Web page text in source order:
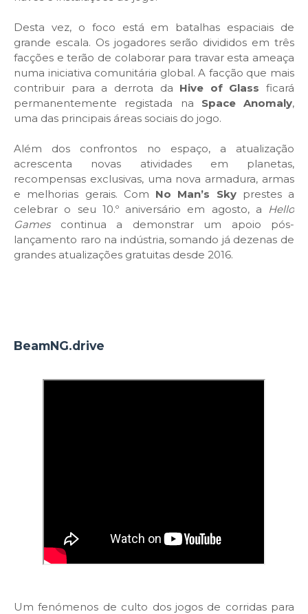
Desta vez, o foco está em batalhas espaciais de
grande escala. Os jogadores serão divididos em três
facções e terão de colaborar para travar esta ameaça
numa iniciativa comunitária global. A facção que mais
contribuir para a derrota da Hive of Glass ficará
permanentemente registada na Space Anomaly,
uma das principais áreas sociais do jogo.
Além dos confrontos no espaço, a atualização
acrescenta novas atividades em planetas,
recompensas exclusivas, uma nova armadura, armas
e melhorias gerais. Com No Man’s Skyprestes a
celebrar o seu 10.º aniversário em agosto, a Hello
Gamescontinua a demonstrar um apoio pós-
lançamento raro na indústria, somando já dezenas de
grandes atualizações gratuitas desde 2016.
BeamNG.drive
Um fenómenos de culto dos jogos de corridas para